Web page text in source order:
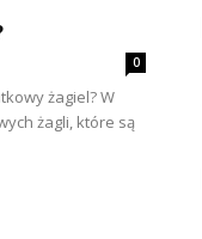
0
żagiel? W
żagli, które są